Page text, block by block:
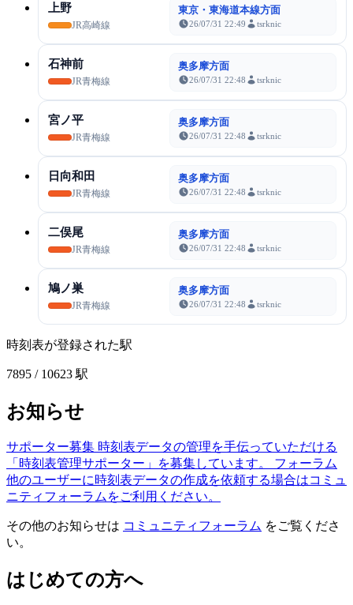
上野
JR高崎線
東京・東海道本線方面
26/07/31 22:49 tsrknic
石神前
JR青梅線
奥多摩方面
26/07/31 22:48 tsrknic
宮ノ平
JR青梅線
奥多摩方面
26/07/31 22:48 tsrknic
日向和田
JR青梅線
奥多摩方面
26/07/31 22:48 tsrknic
二俣尾
JR青梅線
奥多摩方面
26/07/31 22:48 tsrknic
鳩ノ巣
JR青梅線
奥多摩方面
26/07/31 22:48 tsrknic
時刻表が登録された駅
7895 / 10623 駅
お知らせ
サポーター募集 時刻表データの管理を手伝っていただける
「時刻表管理サポーター」を募集しています。
フォーラム
他のユーザーに時刻表データの作成を依頼する場合はコミュ
ニティフォーラムをご利用ください。
その他のお知らせは コミュニティフォーラム をご覧くださ
い。
はじめての方へ